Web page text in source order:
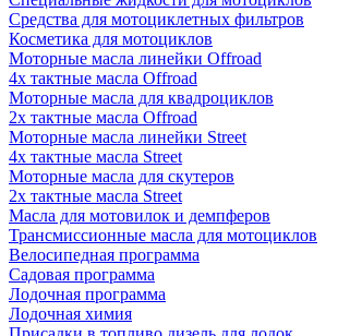
Средства для мотоциклетных фильтров
Косметика для мотоциклов
Моторные масла линейки Offroad
4х тактные масла Offroad
Моторные масла для квадроциклов
2х тактные масла Offroad
Моторные масла линейки Street
4х тактные масла Street
Моторные масла для скутеров
2х тактные масла Street
Масла для мотовилок и демпферов
Трансмиссионные масла для мотоциклов
Велосипедная программа
Садовая программа
Лодочная программа
Лодочная химия